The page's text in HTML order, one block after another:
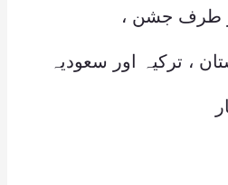
طرف جشن ،
، ترکیہ اور سعودیہ